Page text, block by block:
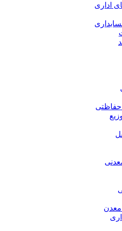
اداری
حفاظتی
معدن